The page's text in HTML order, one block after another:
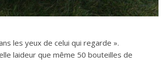
les yeux de celui qui regarde ».
laideur que même 50 bouteilles de